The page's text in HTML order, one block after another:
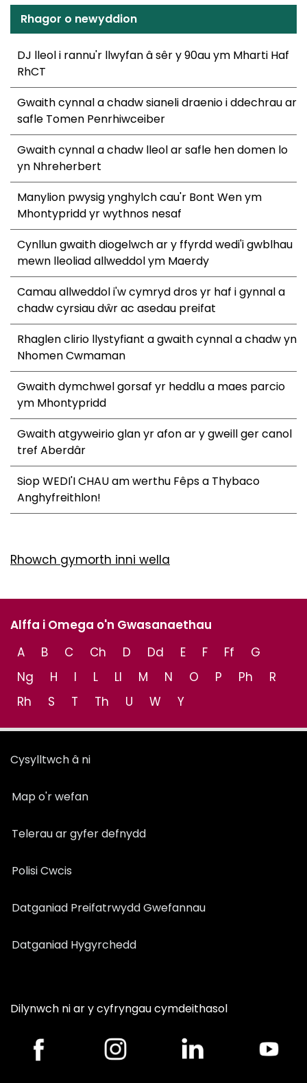
Rhagor o newyddion
DJ lleol i rannu'r llwyfan â sêr y 90au ym Mharti Haf
RhCT
Gwaith cynnal a chadw sianeli draenio i ddechrau ar
safle Tomen Penrhiwceiber
Gwaith cynnal a chadw lleol ar safle hen domen lo
yn Nhreherbert
Manylion pwysig ynghylch cau'r Bont Wen ym
Mhontypridd yr wythnos nesaf
Cynllun gwaith diogelwch ar y ffyrdd wedi'i gwblhau
mewn lleoliad allweddol ym Maerdy
Camau allweddol i'w cymryd dros yr haf i gynnal a
chadw cyrsiau dŵr ac asedau preifat
Rhaglen clirio llystyfiant a gwaith cynnal a chadw yn
Nhomen Cwmaman
Gwaith dymchwel gorsaf yr heddlu a maes parcio
ym Mhontypridd
Gwaith atgyweirio glan yr afon ar y gweill ger canol
tref Aberdâr
Siop WEDI'I CHAU am werthu Fêps a Thybaco
Anghyfreithlon!
Rhowch gymorth inni wella
Alffa i Omega o'n Gwasanaethau
A
B C Ch D Dd E F Ff
G
Ng
H I L Ll M N O P Ph
R
Rh
S T Th U W Y
Cysylltwch â ni
Map o'r wefan
Telerau ar gyfer defnydd
Polisi Cwcis
Datganiad Preifatrwydd Gwefannau
Datganiad Hygyrchedd
Dilynwch ni ar y cyfryngau cymdeithasol